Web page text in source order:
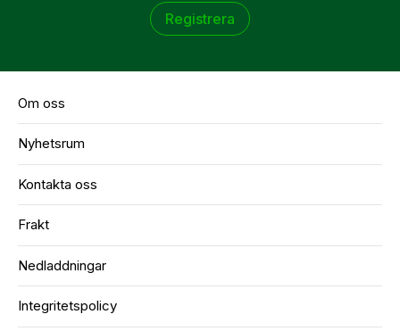
Registrera
Om oss
Nyhetsrum
Kontakta oss
Frakt
Nedladdningar
Integritetspolicy